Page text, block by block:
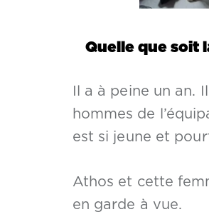
Quelle que soit
Il a à peine un an.
hommes de
est si jeune et
Athos et cette
en garde à vue.